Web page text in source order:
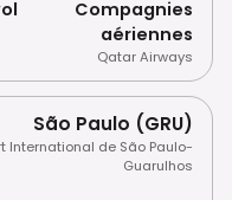
Compagnies
aériennes
Qatar Airways
São Paulo (GRU)
International de São Paulo-
Guarulhos